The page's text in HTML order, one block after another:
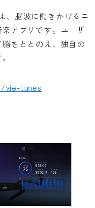
、脳波に働きかけるニ
アプリです。ユーザ
をととのえ、独自の
vie-tunes